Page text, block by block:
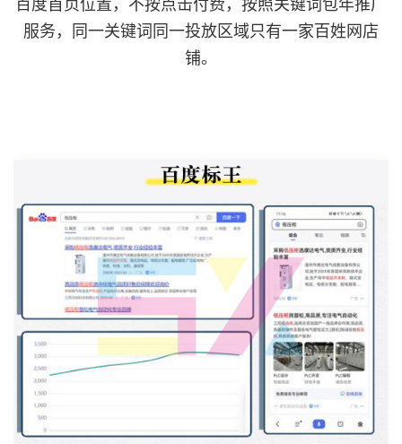
服务，同一关键词同一投放区域只有一家百姓网店
铺。